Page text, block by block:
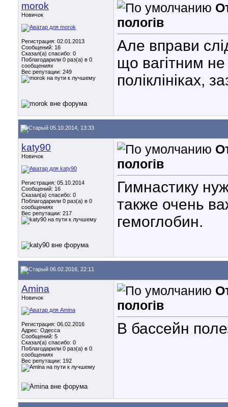
morok
Новичок
Регистрация: 02.01.2013
Сообщений: 16
Сказал(а) спасибо: 0
Поблагодарили 0 раз(а) в 0
сообщениях
Вес репутации: 249
пологів
Але вправи
що вагітним
поліклініках,
05.10.2014, 13:33
katy90
Новичок
Регистрация: 05.10.2014
Сообщений: 16
Сказал(а) спасибо: 0
Поблагодарили 0 раз(а) в 0
сообщениях
Вес репутации: 217
пологів
Гимнастику
также очень
гемоглобин.
06.02.2016, 22:11
Amina
Новичок
Регистрация: 06.02.2016
Адрес: Одесса
Сообщений: 5
Сказал(а) спасибо: 0
Поблагодарили 0 раз(а) в 0
сообщениях
Вес репутации: 192
пологів
В бассейн